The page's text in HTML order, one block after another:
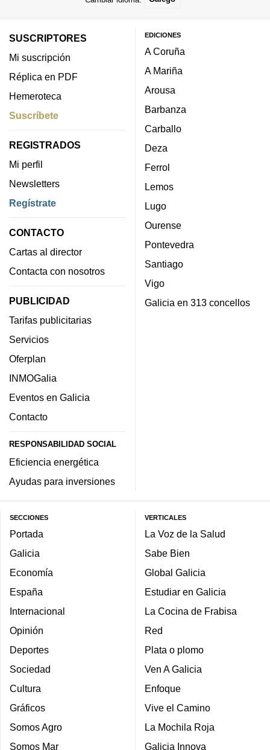
SUSCRIPTORES
Mi suscripción
Réplica en PDF
Hemeroteca
Suscríbete
REGISTRADOS
Mi perfil
Newsletters
Regístrate
CONTACTO
Cartas al director
Contacta con nosotros
PUBLICIDAD
Tarifas publicitarias
Servicios
Oferplan
INMOGalia
Eventos en Galicia
Contacto
RESPONSABILIDAD SOCIAL
Eficiencia energética
Ayudas para inversiones
EDICIONES
A Coruña
A Mariña
Arousa
Barbanza
Carballo
Deza
Ferrol
Lemos
Lugo
Ourense
Pontevedra
Santiago
Vigo
Galicia en 313 concellos
SECCIONES
Portada
Galicia
Economía
España
Internacional
Opinión
Deportes
Sociedad
Cultura
Gráficos
Somos Agro
Somos Mar
VERTICALES
La Voz de la Salud
Sabe Bien
Global Galicia
Estudiar en Galicia
La Cocina de Frabisa
Red
Plata o plomo
Ven A Galicia
Enfoque
Vive el Camino
La Mochila Roja
Galicia Innova